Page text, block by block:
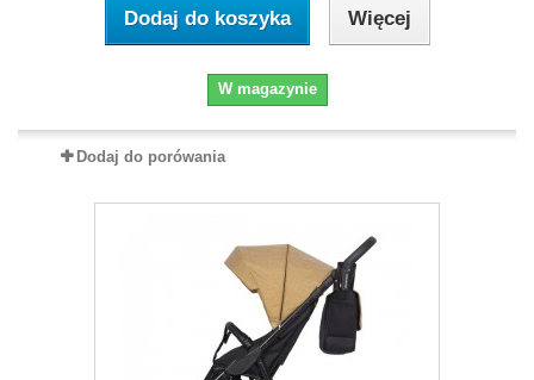
Dodaj do koszyka Więcej
W magazynie
Dodaj do porówania